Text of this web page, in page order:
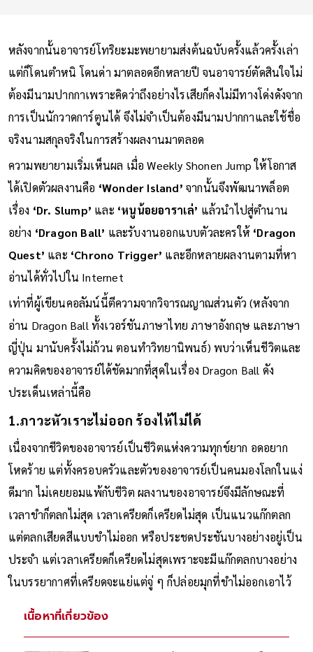
หลังจากนั้นอาจารย์โทริยะมะพยายามส่งต้นฉบับครั้งแล้วครั้งเล่า
แต่ก็โดนตำหนิ โดนด่า มาตลอดอีกหลายปี จนอาจารย์ตัดสินใจไม่
ต้องมีนามปากกาเพราะคิดว่าถึงอย่างไรเสียก็คงไม่มีทางโด่งดังจาก
การเป็นนักวาดการ์ตูนได้ จึงไม่จำเป็นต้องมีนามปากกาและใช้ชื่อ
จริงนามสกุลจริงในการสร้างผลงานมาตลอด
ความพยายามเริ่มเห็นผล เมื่อ Weekly Shonen Jump ให้โอกาส
ได้เปิดตัวผลงานคือ‘Wonder Island’จากนั้นจึงพัฒนาพล็อต
เรื่อง ‘Dr. Slump’และ‘หนูน้อยอาราเล่’แล้วนำไปสู่ตำนาน
อย่าง‘Dragon Ball’และรับงานออกแบบตัวละครให้‘Dragon
Quest’และ‘Chrono Trigger’
อ่านได้ทั่วไปใน Internet
เท่าที่ผู้เขียนคอลัมน์นี้ตีความจากวิจารณญาณส่วนตัว (หลังจาก
อ่าน Dragon Ball ทั้งเวอร์ชันภาษาไทย ภาษาอังกฤษ และภาษา
ญี่ปุ่น มานับครั้งไม่ถ้วน ตอนทำวิทยานิพนธ์) พบว่าเห็นชีวิตและ
ความคิดของอาจารย์ได้ชัดมากที่สุดในเรื่อง Dragon Ball ดัง
ประเด็นเหล่านี้คือ
1.ภาวะหัวเราะไม่ออก ร้องไห้ไม่ได้
เนื่องจากชีวิตของอาจารย์เป็นชีวิตแห่งความทุกข์ยาก อดอยาก
โหดร้าย แต่ทั้งครอบครัวและตัวของอาจารย์เป็นคนมองโลกในแง่
ดีมาก ไม่เคยยอมแพ้กับชีวิต ผลงานของอาจารย์จึงมีลักษณะที่
เวลาขำก็ตลกไม่สุด เวลาเครียดก็เครียดไม่สุด เป็นแนวแก๊กตลก
แต่ตลกเสียดสีแบบขำไม่ออก หรือประชดประชันบางอย่างอยู่เป็น
ประจำ แต่เวลาเครียดก็เครียดไม่สุดเพราะจะมีแก๊กตลกบางอย่าง
ในบรรยากาศที่เครียดจะแย่แต่จู่ ๆ ก็ปล่อยมุกที่ขำไม่ออกเอาไว้
เนื้อหาที่เกี่ยวข้อง